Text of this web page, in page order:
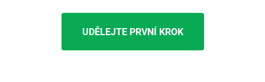
UDĚLEJTE PRVNÍ KROK